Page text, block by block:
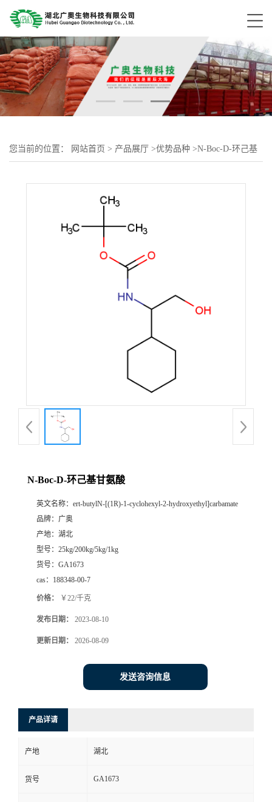
您当前的位置： 网站首页 > 产品展厅 >优势品种 >N-Boc-D-环己基
N-Boc-D-环己基甘氨酸
英文名称： ert-butylN-[(1R)-1-cyclohexyl-2-hydroxyethyl]carbamate
品牌： 广奥
产地： 湖北
型号： 25kg/200kg/5kg/1kg
货号： GA1673
cas： 188348-00-7
价格： ￥22/千克
发布日期： 2023-08-10
更新日期： 2026-08-09
发送咨询信息
产品详请
产地 湖北
货号 GA1673